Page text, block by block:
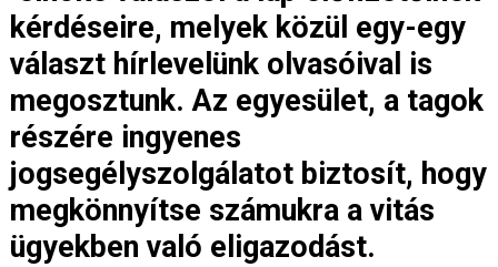
kérdéseire, melyek közül egy-egy
választ hírlevelünk olvasóival is
megosztunk. Az egyesület, a tagok
részére ingyenes
jogsegélyszolgálatot biztosít, hogy
megkönnyítse számukra a vitás
ügyekben való eligazodást.